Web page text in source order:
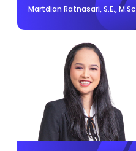
Martdian Ratnasari, S.E., M.Sc